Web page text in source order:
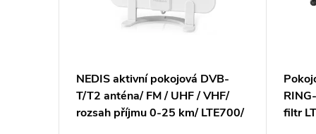
NEDIS aktivní pokojová DVB-
T/T2 anténa/ FM / UHF / VHF/
rozsah příjmu 0-25 km/ LTE700/
filtr